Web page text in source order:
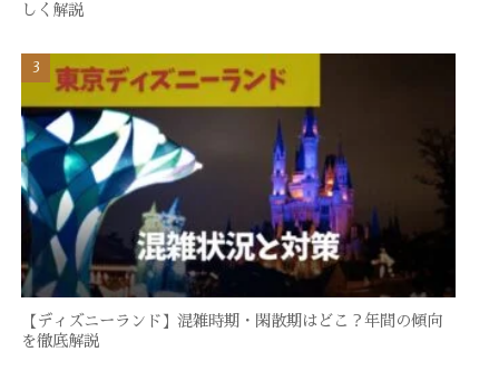
しく解説
【ディズニーランド】混雑時期・閑散期はどこ？年間の傾向
を徹底解説